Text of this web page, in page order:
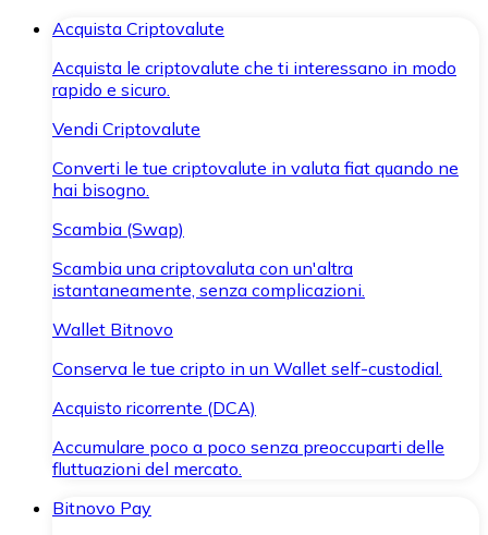
Acquista Criptovalute
Acquista le criptovalute che ti interessano in modo
rapido e sicuro.
Vendi Criptovalute
Converti le tue criptovalute in valuta fiat quando ne
hai bisogno.
Scambia (Swap)
Scambia una criptovaluta con un'altra
istantaneamente, senza complicazioni.
Wallet Bitnovo
Conserva le tue cripto in un Wallet self-custodial.
Acquisto ricorrente (DCA)
Accumulare poco a poco senza preoccuparti delle
fluttuazioni del mercato.
Bitnovo Pay